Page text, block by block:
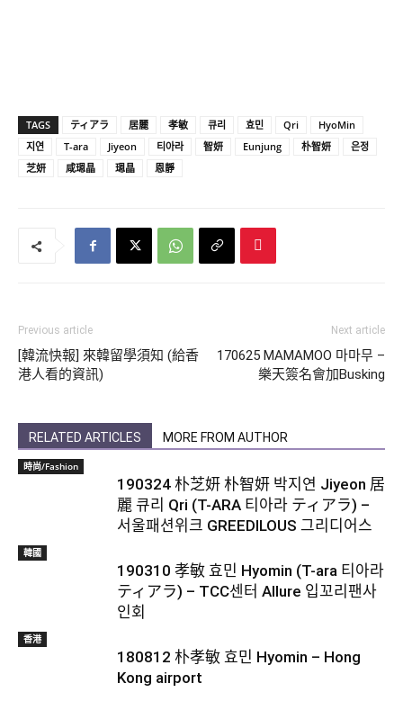
TAGS ティアラ 居麗 孝敏 큐리 효민 Qri
HyoMin
지연
T-ara Jiyeon 티아라 智妍 Eunjung 朴智妍
은정
芝妍
咸𤨒晶 𤨒晶 恩靜
Previous article
[韓流快報] 來韓留學須知 (給香
港人看的資訊)
Next article
170625 MAMAMOO 마마무 –
樂天簽名會加Busking
RELATED ARTICLES MORE FROM AUTHOR
時尚/Fashion
190324 朴芝妍 朴智妍 박지연 Jiyeon 居
麗 큐리 Qri (T-ARA 티아라 ティアラ) –
서울패션위크 GREEDILOUS 그리디어스
韓國
190310 孝敏 효민 Hyomin (T-ara 티아라
ティアラ) – TCC센터 Allure 입꼬리팬사
인회
香港
180812 朴孝敏 효민 Hyomin – Hong
Kong airport